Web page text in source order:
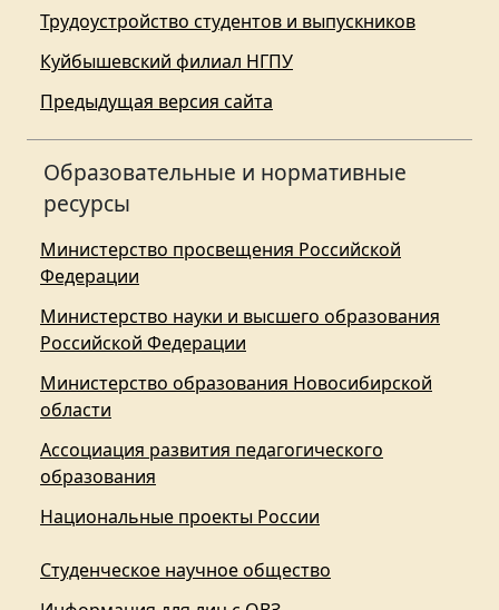
Трудоустройство студентов и выпускников
Куйбышевский филиал НГПУ
Предыдущая версия сайта
Образовательные и нормативные
ресурсы
Министерство просвещения Российской
Федерации
Министерство науки и высшего образования
Российской Федерации
Министерство образования Новосибирской
области
Ассоциация развития педагогического
образования
Национальные проекты России
Студенческое научное общество